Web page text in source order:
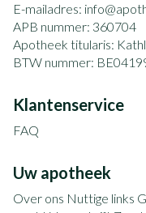
E-mailadres: info@
APB nummer: 360704
Apotheek titularis:
BTW nummer:
Klantenservice
FAQ
Uw apotheek
Over ons Nuttige links